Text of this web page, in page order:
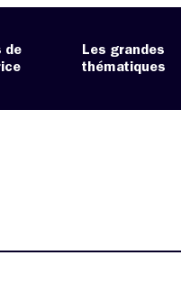
de
Les grandes
thématiques